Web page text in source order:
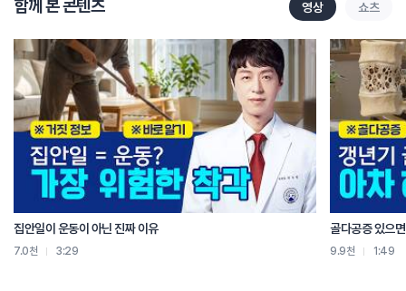
침치료를 받은 무릎 관절염 환자의 수술률이 최대 80%까지 낮아졌다는 연구
결과도 있어요
자생의 관절염 치료한약인 관절고는 연골 보호화 재생에 효과가 있어요.
연골파괴를 유도한 세포에 자생관절고를 처리하자 연골 파괴 효소가 50%
감소했다는 사실이
실험으로 밝혀졌답니다.
관절염을 예방하기 위해선 건강한 생활습관도 필수 규칙적인 운동으로
적정체중을 유지하고
관절에 좋은 칼슘, 비타민, 미네랄들을 충분히 섭취해주세요.
함께 본 콘텐츠 영상 쇼츠
집안일이 운동이 아닌 진짜 이유
7.0천 3:29
골다공증 있으
9.9천 1:49